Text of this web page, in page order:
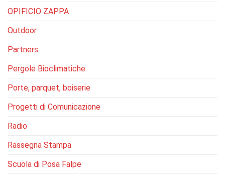
OPIFICIO ZAPPA
Outdoor
Partners
Pergole Bioclimatiche
Porte, parquet, boiserie
Progetti di Comunicazione
Radio
Rassegna Stampa
Scuola di Posa Falpe